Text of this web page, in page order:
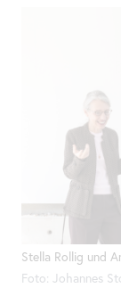
Stella Rollig und
Foto: Johannes